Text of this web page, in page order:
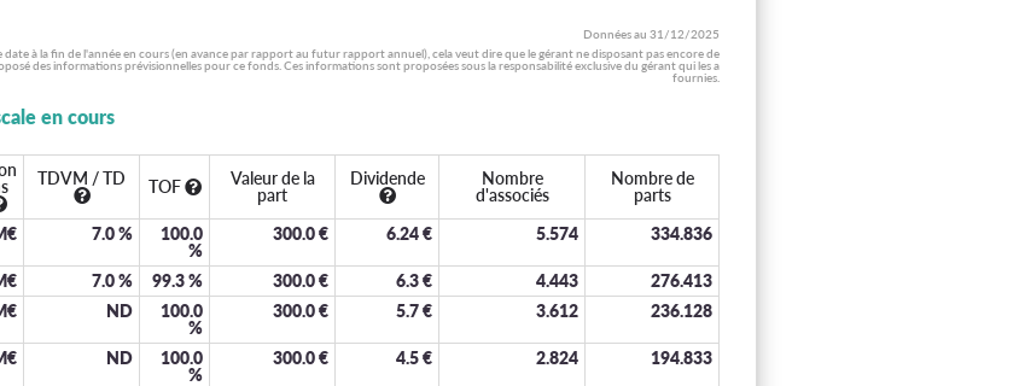
Données au 31/12/2025
à la fin de l'année en cours (en avance par rapport au futur rapport annuel), cela veut dire que le gérant ne disposant pas encore de
des informations prévisionnelles pour ce fonds. Ces informations sont proposées sous la responsabilité exclusive du gérant qui les a
fournies.
en cours
TDVM / TD TOF
Valeur de la
part
Dividende
Nombre
d'associés
Nombre de
parts
7.0%
100.0
%
300.0€ 6.24€ 5.574 334.836
7.0% 99.3% 300.0€ 6.3€ 4.443
276.413
ND
100.0
%
300.0€ 5.7€ 3.612 236.128
ND
100.0
%
300.0€ 4.5€ 2.824 194.833